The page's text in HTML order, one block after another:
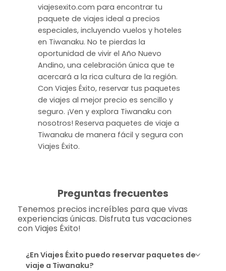
viajesexito.com para encontrar tu
paquete de viajes ideal a precios
especiales, incluyendo vuelos y hoteles
en Tiwanaku. No te pierdas la
oportunidad de vivir el Año Nuevo
Andino, una celebración única que te
acercará a la rica cultura de la región.
Con Viajes Éxito, reservar tus paquetes
de viajes al mejor precio es sencillo y
seguro. ¡Ven y explora Tiwanaku con
nosotros! Reserva paquetes de viaje a
Tiwanaku de manera fácil y segura con
Viajes Éxito.
Preguntas frecuentes
Tenemos precios increíbles para que vivas
experiencias únicas. Disfruta tus vacaciones
con Viajes Éxito!
¿En Viajes Éxito puedo reservar paquetes de
viaje a Tiwanaku?